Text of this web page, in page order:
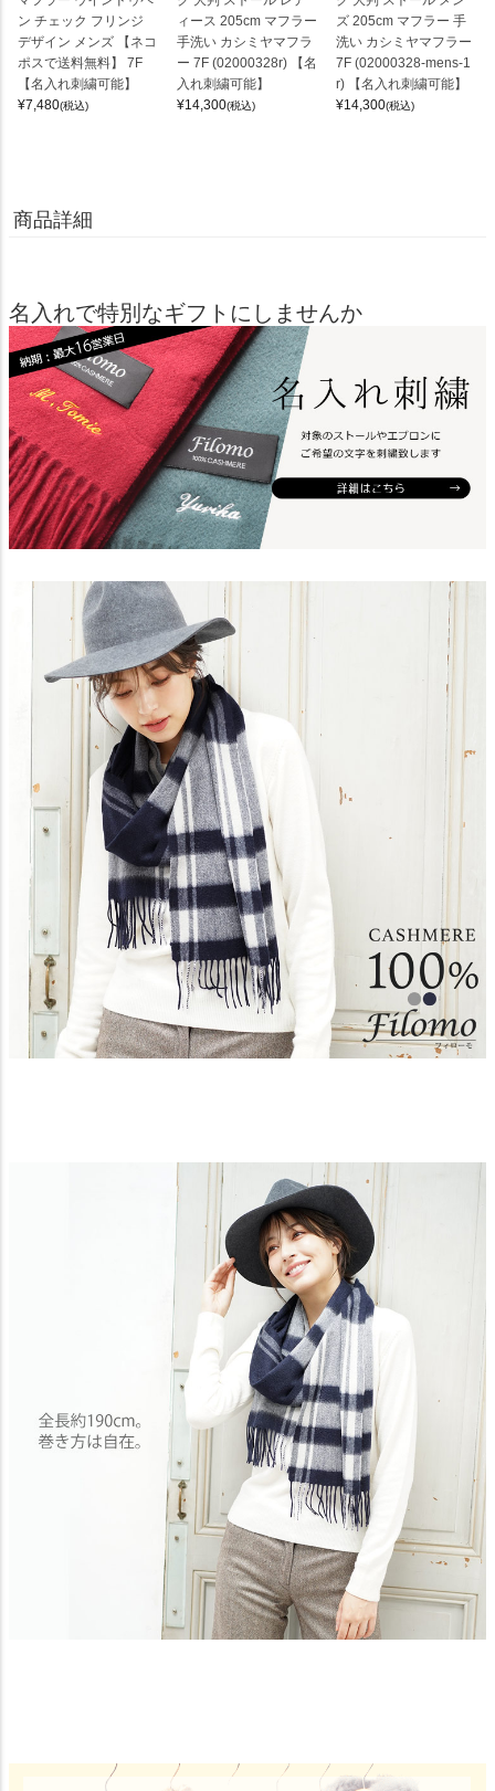
ン チェック フリンジ
デザイン メンズ 【ネコ
ポスで送料無料】 7F
【名入れ刺繍可能】
¥7,480(税込)
ィース 205cm マフラー
手洗い カシミヤマフラ
ー 7F (02000328r) 【名
入れ刺繍可能】
¥14,300(税込)
ズ 205cm マフラー 手
洗い カシミヤマフラー
7F (02000328-mens-1
r) 【名入れ刺繍可能】
¥14,300(税込)
商品詳細
名入れで特別なギフトにしませんか